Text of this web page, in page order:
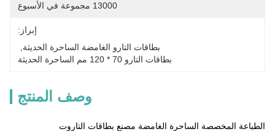
13000 مجموعة في الأسبوع
إبراز:
بطاقات التارو الغامضة الساحرة الحديثة
بطاقات التارو 70 * 120 مم الساحرة الحديثة
وصف المنتج
الطباعة المخصصة الساحرة الغامضة مصنع بطاقات التاروت